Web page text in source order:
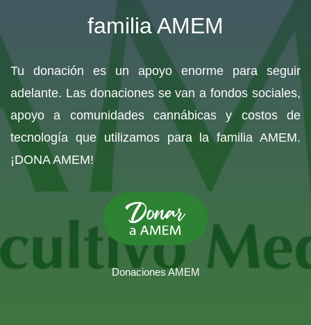
familia AMEM
Tu donación es un apoyo enorme para seguir
adelante. Las donaciones se van a fondos sociales,
apoyo a comunidades cannábicas y costos de
tecnología que utilizamos para la familia AMEM.
¡DONA AMEM!
Donaciones AMEM